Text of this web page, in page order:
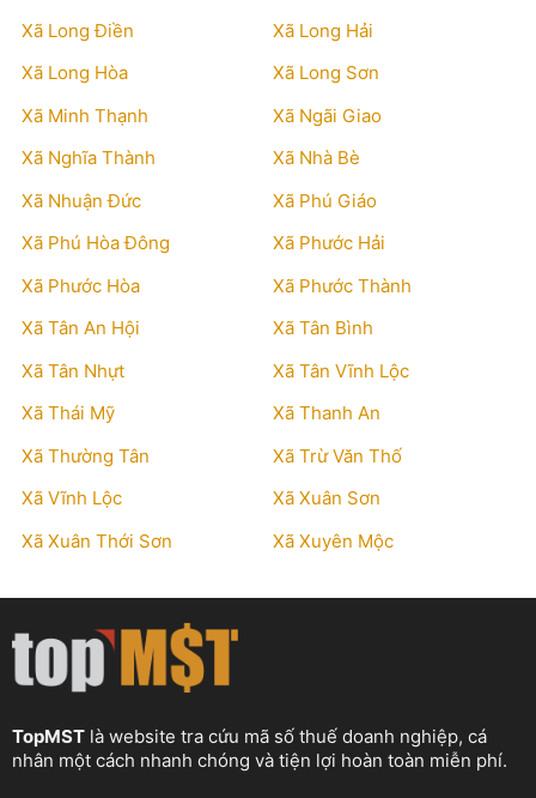
Xã Long Điền
Xã Long Hải
Xã Long Hòa
Xã Long Sơn
Xã Minh Thạnh
Xã Ngãi Giao
Xã Nghĩa Thành
Xã Nhà Bè
Xã Nhuận Đức
Xã Phú Giáo
Xã Phú Hòa Đông
Xã Phước Hải
Xã Phước Hòa
Xã Phước Thành
Xã Tân An Hội
Xã Tân Bình
Xã Tân Nhựt
Xã Tân Vĩnh Lộc
Xã Thái Mỹ
Xã Thanh An
Xã Thường Tân
Xã Trừ Văn Thố
Xã Vĩnh Lộc
Xã Xuân Sơn
Xã Xuân Thới Sơn
Xã Xuyên Mộc
TopMST là website tra cứu mã số thuế doanh nghiệp, cá
nhân một cách nhanh chóng và tiện lợi hoàn toàn miễn phí.